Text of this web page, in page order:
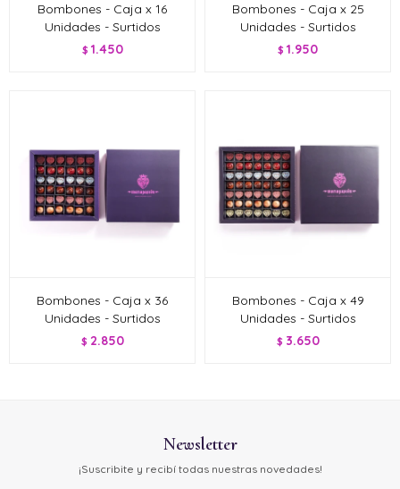
Bombones - Caja x 16
Unidades - Surtidos
$ 1.450
Bombones - Caja x 25
Unidades - Surtidos
$ 1.950
Bombones - Caja x 36
Unidades - Surtidos
$ 2.850
Bombones - Caja x 49
Unidades - Surtidos
$ 3.650
Newsletter
¡Suscribite y recibí todas nuestras novedades!